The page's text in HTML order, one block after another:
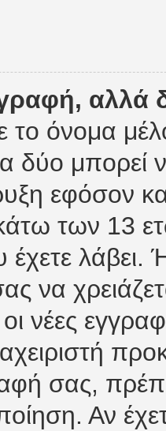
το όνομα
δύο μπορεί
εφόσον
κάτω των 13
έχετε λάβει.
να
νέες
σας,
Αν